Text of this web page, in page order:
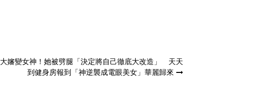
大嬸變女神！她被劈腿「決定將自己徹底大改造」 天天
到健身房報到「神逆襲成電眼美女」華麗歸來